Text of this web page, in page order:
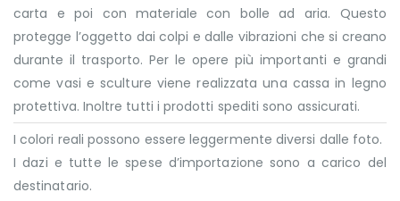
carta e poi con materiale con bolle ad aria. Questo
protegge l’oggetto dai colpi e dalle vibrazioni che si creano
durante il trasporto. Per le opere più importanti e grandi
come vasi e sculture viene realizzata una cassa in legno
protettiva. Inoltre tutti i prodotti spediti sono assicurati.
I colori reali possono essere leggermente diversi dalle foto.
I dazi e tutte le spese d’importazione sono a carico del
destinatario.